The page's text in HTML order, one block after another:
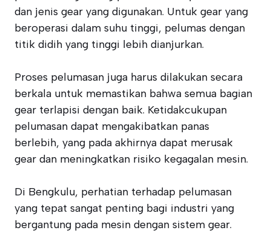
dan jenis gear yang digunakan. Untuk gear yang
beroperasi dalam suhu tinggi, pelumas dengan
titik didih yang tinggi lebih dianjurkan.
Proses pelumasan juga harus dilakukan secara
berkala untuk memastikan bahwa semua bagian
gear terlapisi dengan baik. Ketidakcukupan
pelumasan dapat mengakibatkan panas
berlebih, yang pada akhirnya dapat merusak
gear dan meningkatkan risiko kegagalan mesin.
Di Bengkulu, perhatian terhadap pelumasan
yang tepat sangat penting bagi industri yang
bergantung pada mesin dengan sistem gear.